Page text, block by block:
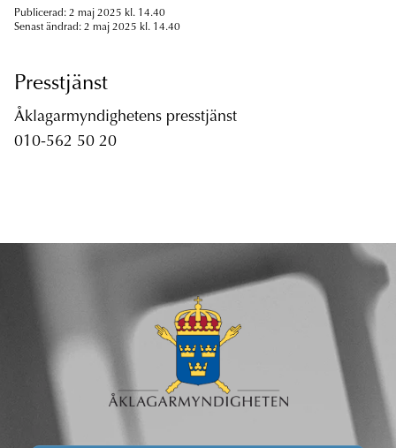
Publicerad: 2 maj 2025 kl. 14.40
Senast ändrad: 2 maj 2025 kl. 14.40
Presstjänst
Åklagarmyndighetens presstjänst
010-562 50 20